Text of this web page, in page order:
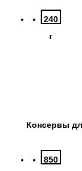
240
г
Консервы
850